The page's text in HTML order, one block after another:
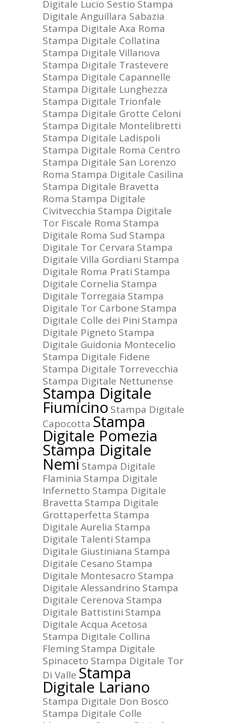
Digitale Lucio Sestio Stampa
Digitale Anguillara Sabazia
Stampa Digitale Axa Roma
Stampa Digitale Collatina
Stampa Digitale Villanova
Stampa Digitale Trastevere
Stampa Digitale Capannelle
Stampa Digitale Lunghezza
Stampa Digitale Trionfale
Stampa Digitale Grotte Celoni
Stampa Digitale Montelibretti
Stampa Digitale Ladispoli
Stampa Digitale Roma Centro
Stampa Digitale San Lorenzo
Roma Stampa Digitale Casilina
Stampa Digitale Bravetta
Roma Stampa Digitale
Civitvecchia Stampa Digitale
Tor Fiscale Roma Stampa
Digitale Roma Sud Stampa
Digitale Tor Cervara Stampa
Digitale Villa Gordiani Stampa
Digitale Roma Prati Stampa
Digitale Cornelia Stampa
Digitale Torregaia Stampa
Digitale Tor Carbone Stampa
Digitale Colle dei Pini Stampa
Digitale Pigneto Stampa
Digitale Guidonia Montecelio
Stampa Digitale Fidene
Stampa Digitale Torrevecchia
Stampa Digitale Nettunense
Stampa Digitale
Fiumicino Stampa Digitale
Capocotta Stampa
Digitale Pomezia
Stampa Digitale
NemiStampa Digitale
Flaminia Stampa Digitale
Infernetto Stampa Digitale
Bravetta Stampa Digitale
Grottaperfetta Stampa
Digitale Aurelia Stampa
Digitale Talenti Stampa
Digitale Giustiniana Stampa
Digitale Cesano Stampa
Digitale Montesacro Stampa
Digitale Alessandrino Stampa
Digitale Cerenova Stampa
Digitale Battistini Stampa
Digitale Acqua Acetosa
Stampa Digitale Collina
FlemingStampa Digitale
Spinaceto Stampa Digitale Tor
Di Valle Stampa
Digitale Lariano
Stampa Digitale Don Bosco
Stampa Digitale Colle